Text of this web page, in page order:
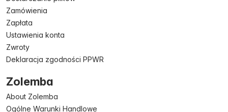
Zamówienia
Zapłata
Ustawienia konta
Zwroty
Deklaracja zgodności PPWR
Zolemba
About Zolemba
Ogólne Warunki Handlowe